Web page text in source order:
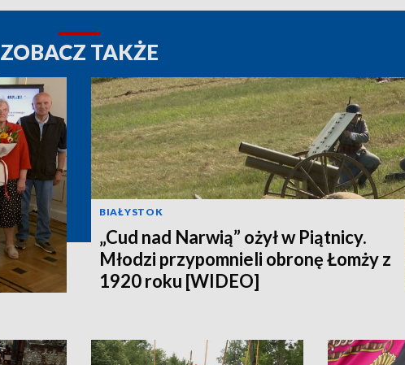
ZOBACZ TAKŻE
BIAŁYSTOK
„Cud nad Narwią” ożył w Piątnicy.
Młodzi przypomnieli obronę Łomży z
1920 roku [WIDEO]